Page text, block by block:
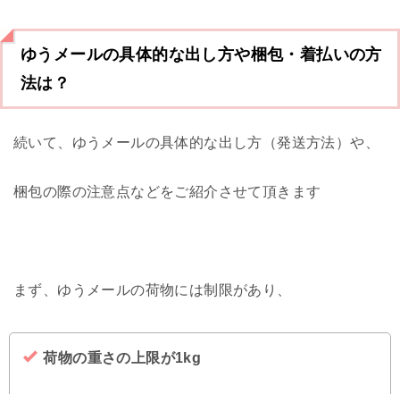
ゆうメールの具体的な出し方や梱包・着払いの方
法は？
続いて、ゆうメールの具体的な出し方（発送方法）や、
梱包の際の注意点などをご紹介させて頂きます
まず、ゆうメールの荷物には制限があり、
荷物の重さの上限が1kg